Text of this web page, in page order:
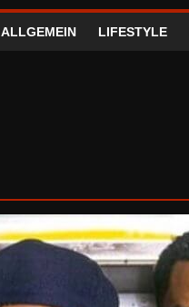
ALLGEMEIN LIFESTYLE